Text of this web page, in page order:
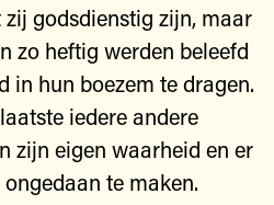
godsdienstig zijn, maar
zo heftig werden beleefd
in hun boezem te dragen.
iedere andere
zijn eigen waarheid en er
te maken.